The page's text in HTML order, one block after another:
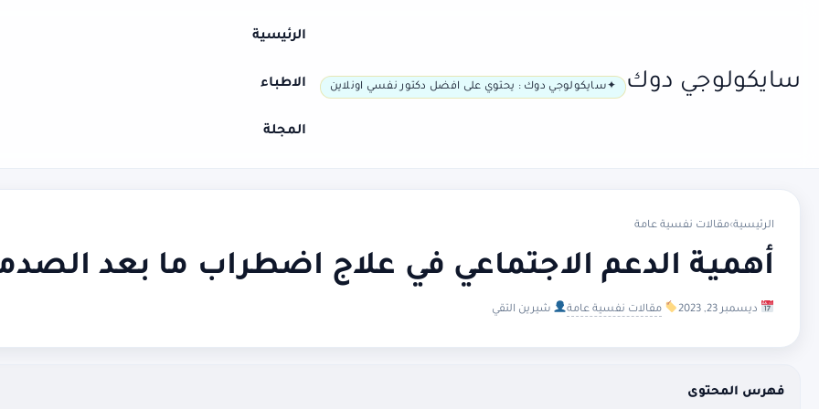
سايكولوجي دوك سايكولوجي دوك : يحتوي على افضل دكتور نفسي اونلاين
الرئيسية
الاطباء
المجلة
الرئيسية›مقالات نفسية عامة
أهمية الدعم الاجتماعي في علاج اضطراب ما بعد
ديسمبر 23, 2023 مقالات نفسية عامة شيرين التقي
فهرس المحتوى